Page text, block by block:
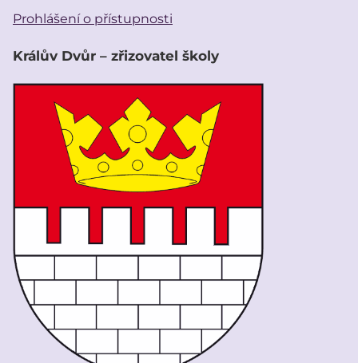
Prohlášení o přístupnosti
Králův Dvůr – zřizovatel školy